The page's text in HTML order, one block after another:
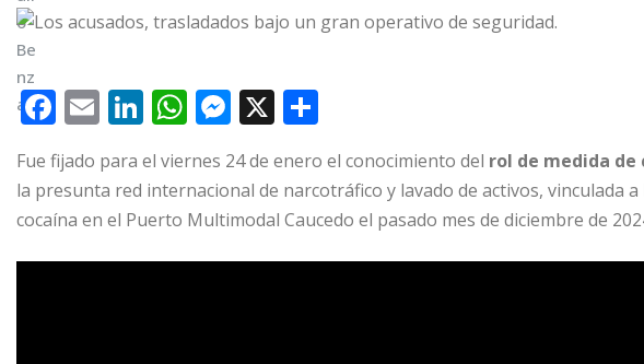
F
a
c
e
E
ai
l
Li
n
k
e
W
at
s
M
e
ss
e
X
o
m
p
Fue fijado para el viernes 24 de enero el conocimiento del rol de medida de
la presunta red internacional de narcotráfico y lavado de activos, vinculada
cocaína en el Puerto Multimodal Caucedo el pasado mes de diciembre de